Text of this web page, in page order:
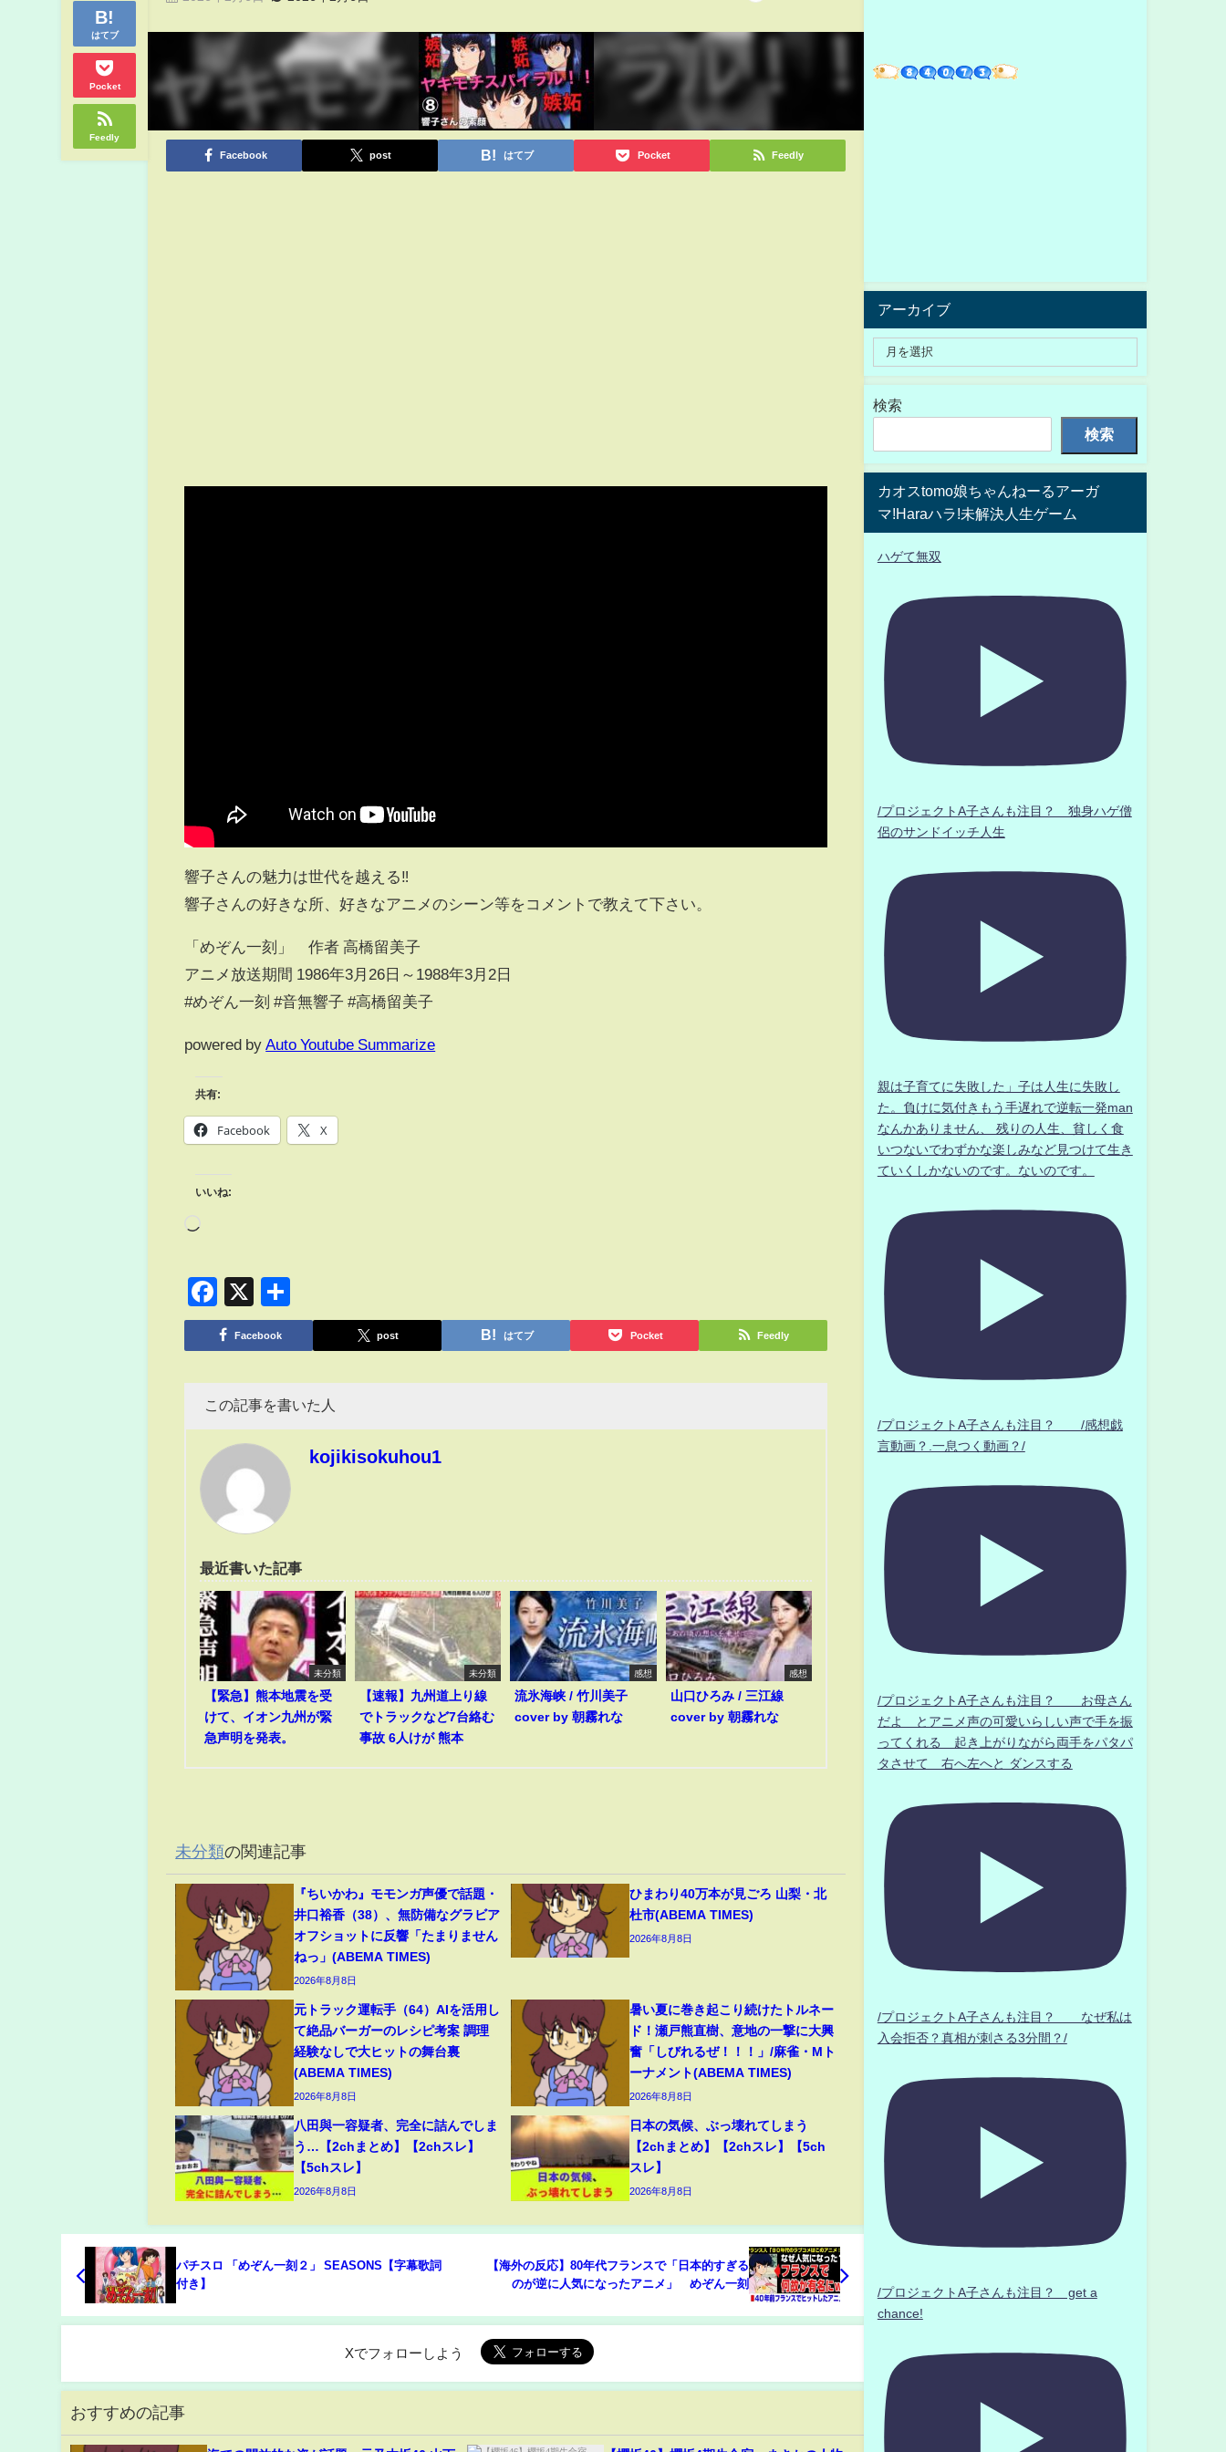
はてブ
Pocket
Feedly
Facebook post はてブ Pocket Feedly
響子さんの魅力は世代を越える‼
響子さんの好きな所、好きなアニメのシーン等をコメントで教えて下さい。
「めぞん一刻」 作者 高橋留美子
アニメ放送期間 1986年3月26日～1988年3月2日
#めぞん一刻 #音無響子 #高橋留美子
powered by Auto Youtube Summarize
共有:
Facebook X
いいね:
Facebook
X
有
Facebook post はてブ Pocket Feedly
この記事を書いた人
kojikisokuhou1
最近書いた記事
未分類
【緊急】熊本地震を受
けて、イオン九州が緊
急声明を発表。
未分類
【速報】九州道上り線
でトラックなど7台絡む
事故 6人けが 熊本
感想
流氷海峡 / 竹川美子
cover by 朝霧れな
感想
山口ひろみ / 三江線
cover by 朝霧れな
未分類の関連記事
『ちいかわ』モモンガ声優で話題・
井口裕香（38）、無防備なグラビア
オフショットに反響「たまりません
ねっ」(ABEMA TIMES)
2026年8月8日
ひまわり40万本が見ごろ 山梨・北
杜市(ABEMA TIMES)
2026年8月8日
元トラック運転手（64）AIを活用し
て絶品バーガーのレシピ考案 調理
経験なしで大ヒットの舞台裏
(ABEMA TIMES)
2026年8月8日
暑い夏に巻き起こり続けたトルネー
ド！瀬戸熊直樹、意地の一撃に大興
奮「しびれるぜ！！！」/麻雀・Mト
ーナメント(ABEMA TIMES)
2026年8月8日
八田與一容疑者、完全に詰んでしま
う…【2chまとめ】【2chスレ】
【5chスレ】
2026年8月8日
日本の気候、ぶっ壊れてしまう
【2chまとめ】【2chスレ】【5ch
スレ】
2026年8月8日
パチスロ 「めぞん一刻２」 SEASONS【字幕歌詞
付き】
【海外の反応】80年代フランスで「日本的すぎる
のが逆に人気になったアニメ」 めぞん一刻
Xでフォローしよう
おすすめの記事
アーカイブ
検索
検索
カオスtomo娘ちゃんねーるアーガ
マ!Haraハラ!未解決人生ゲーム
ハゲて無双
/プロジェクトA子さんも注目？ 独身ハゲ僧
侶のサンドイッチ人生
親は子育てに失敗した」子は人生に失敗し
た。負けに気付きもう手遅れで逆転一発man
なんかありません、 残りの人生、貧しく食
いつないでわずかな楽しみなど見つけて生き
ていくしかないのです。ないのです。
/プロジェクトA子さんも注目？ /感想戯
言動画？.一息つく動画？/
/プロジェクトA子さんも注目？ お母さん
だよ とアニメ声の可愛いらしい声で手を振
ってくれる 起き上がりながら両手をパタパ
タさせて 右へ左へと ダンスする
/プロジェクトA子さんも注目？ なぜ私は
入会拒否？真相が刺さる3分間？/
/プロジェクトA子さんも注目？ get a
chance!